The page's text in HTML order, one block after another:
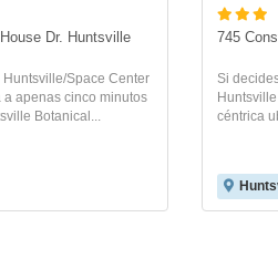
Dr. Huntsville
Huntsville/Space Center
apenas cinco minutos
Botanical...
745
Si
céntrica